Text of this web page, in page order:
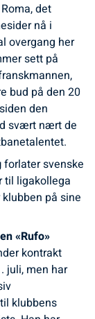
det
nå i
overgang her
sett på
bud på den 20
den
svært nært de
forlater svenske
til ligakollega
på sine
«Rufo»
kontrakt
juli, men har
klubbens